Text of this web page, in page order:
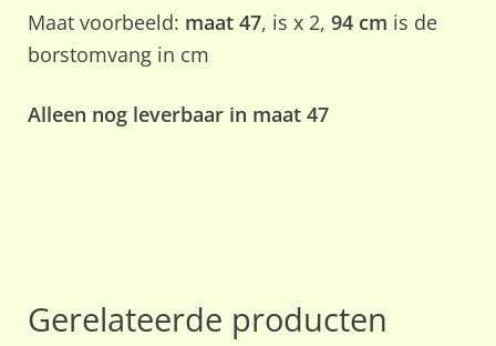
Maat voorbeeld: maat 47, is x 2,94 cm is de
borstomvang in cm
Alleen nog leverbaar in maat 47
Gerelateerde producten